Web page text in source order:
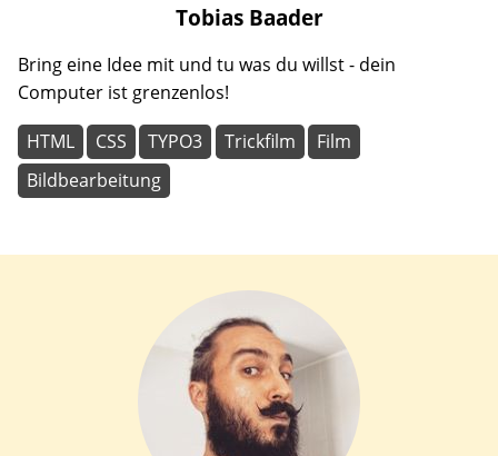
Tobias Baader
Bring eine Idee mit und tu was du willst - dein
Computer ist grenzenlos!
HTML CSS TYPO3 Trickfilm
Film
Bildbearbeitung